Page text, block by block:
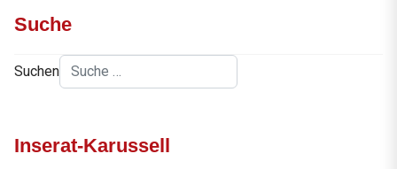
Suche
Suchen
Inserat-Karussell